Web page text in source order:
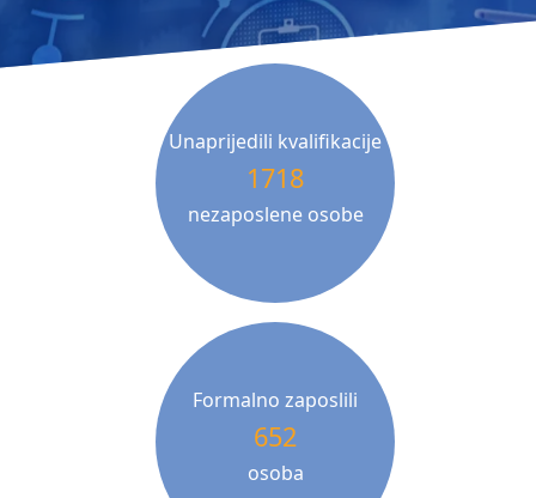
Unaprijedili kvalifikacije
1718
nezaposlene osobe
Formalno zaposlili
652
osoba